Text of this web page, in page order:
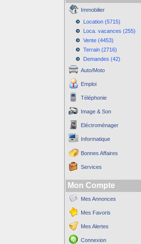
Immobilier
Location (5715)
Loca. vacances (255)
Vente (4453)
Terrain (2716)
Demandes (42)
Auto/Moto
Emploi
Téléphonie
Image & Son
Eléctroménager
Informatique
Bonnes Affaires
Services
Mon Compte
Mes Annonces
Mes Favoris
Mes Alertes
Connexion